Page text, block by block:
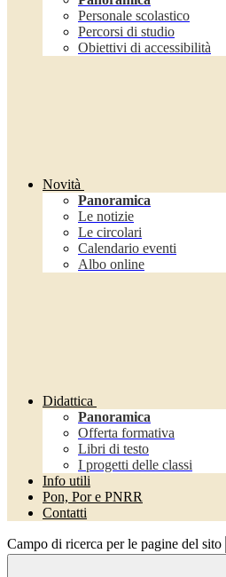
Personale scolastico
Percorsi di studio
Obiettivi di accessibilità
Novità
Panoramica
Le notizie
Le circolari
Calendario eventi
Albo online
Didattica
Panoramica
Offerta formativa
Libri di testo
I progetti delle classi
Info utili
Pon, Por e PNRR
Contatti
Campo di ricerca per le pagine del sito